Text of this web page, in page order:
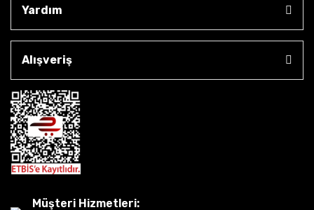
Yardım
Alışveriş
Müşteri Hizmetleri: